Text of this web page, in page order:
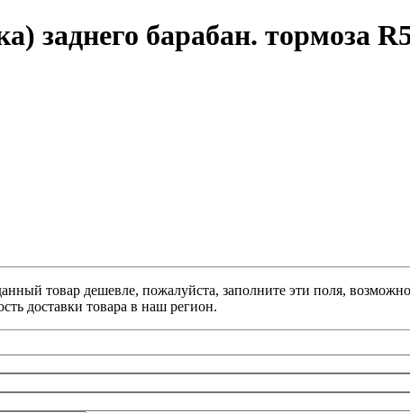
заднего барабан. тормоза
товар дешевле, пожалуйста, заполните эти поля,
доставки товара в наш регион.